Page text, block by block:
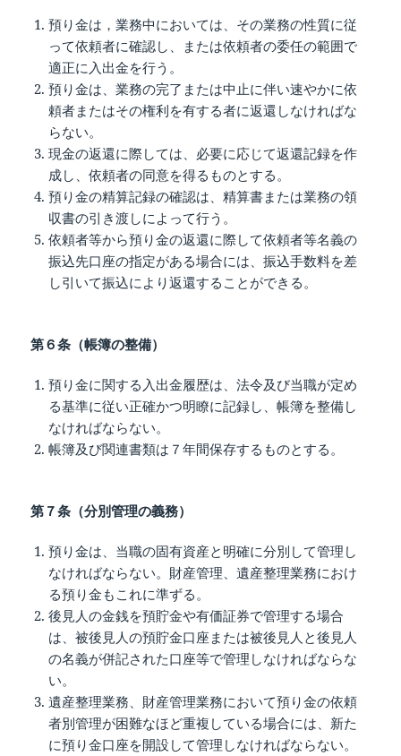
預り金は，業務中においては、その業務の性質に従
って依頼者に確認し、または依頼者の委任の範囲で
適正に入出金を行う。
預り金は、業務の完了または中止に伴い速やかに依
頼者またはその権利を有する者に返還しなければな
らない。
現金の返還に際しては、必要に応じて返還記録を作
成し、依頼者の同意を得るものとする。
預り金の精算記録の確認は、精算書または業務の領
収書の引き渡しによって行う。
依頼者等から預り金の返還に際して依頼者等名義の
振込先口座の指定がある場合には、振込手数料を差
し引いて振込により返還することができる。
第６条（帳簿の整備）
預り金に関する入出金履歴は、法令及び当職が定め
る基準に従い正確かつ明瞭に記録し、帳簿を整備し
なければならない。
帳簿及び関連書類は７年間保存するものとする。
第７条（分別管理の義務）
預り金は、当職の固有資産と明確に分別して管理し
なければならない。財産管理、遺産整理業務におけ
る預り金もこれに準ずる。
後見人の金銭を預貯金や有価証券で管理する場合
は、被後見人の預貯金口座または被後見人と後見人
の名義が併記された口座等で管理しなければならな
い。
遺産整理業務、財産管理業務において預り金の依頼
者別管理が困難なほど重複している場合には、新た
に預り金口座を開設して管理しなければならない。